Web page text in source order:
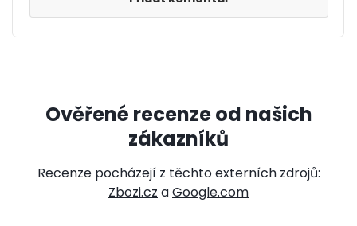
Ověřené recenze od našich
zákazníků
Recenze pocházejí z těchto externích zdrojů:
Zbozi.cz aGoogle.com